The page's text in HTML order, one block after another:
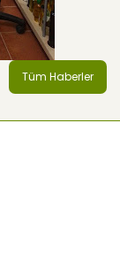
Tüm Haberler